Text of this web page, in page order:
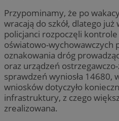
Przypominamy, że po
wracają do szkół, dlatego
policjanci rozpoczęli
oświatowo-wychowawczych
oznakowania dróg
oraz urządzeń
sprawdzeń wyniosła 14680,
wniosków dotyczyło
infrastruktury, z czego
zrealizowana.